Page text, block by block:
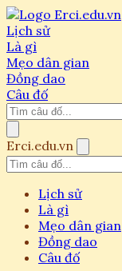
Lịch sử
Là gì
Mẹo dân gian
Đồng dao
Câu đố
Erci.edu.vn
Lịch sử
Là gì
Mẹo dân gian
Đồng dao
Câu đố